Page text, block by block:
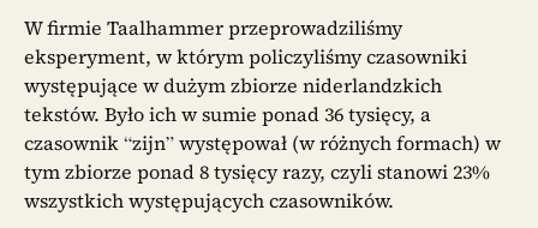
W firmie Taalhammer przeprowadziliśmy
eksperyment, w którym policzyliśmy czasowniki
występujące w dużym zbiorze niderlandzkich
tekstów. Było ich w sumie ponad 36 tysięcy, a
czasownik “zijn” występował (w różnych formach) w
tym zbiorze ponad 8 tysięcy razy, czyli stanowi 23%
wszystkich występujących czasowników.